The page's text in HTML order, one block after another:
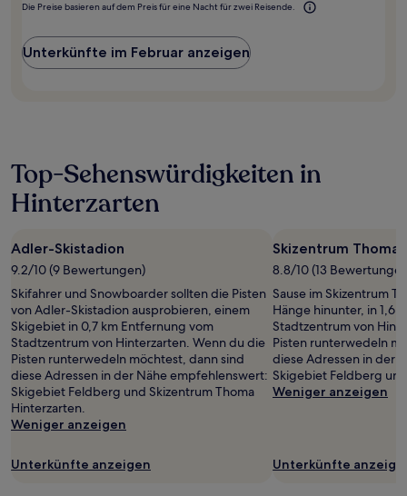
Die Preise basieren auf dem Preis für eine Nacht für zwei Reisende.
Unterkünfte im Februar anzeigen
Top-Sehenswürdigkeiten in
Hinterzarten
Adler-Skistadion
9.2/10 (9 Bewertungen)
Skifahrer und Snowboarder sollten die Pisten
von Adler-Skistadion ausprobieren, einem
Skigebiet in 0,7 km Entfernung vom
Stadtzentrum von Hinterzarten. Wenn du die
Pisten runterwedeln möchtest, dann sind
diese Adressen in der Nähe empfehlenswert:
Skigebiet Feldberg und Skizentrum Thoma
Hinterzarten.
Weniger anzeigen
Unterkünfte anzeigen
Skizentrum Thoma
8.8/10 (13
Sause im Skizentrum
Hänge hinunter, in 1,6
Stadtzentrum von
Pisten runterwedeln
diese Adressen in der
Skigebiet Feldberg
Weniger anzeigen
Unterkünfte